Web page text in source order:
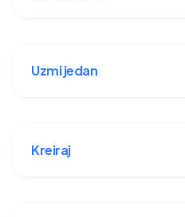
Uzmi jedan
Kreiraj